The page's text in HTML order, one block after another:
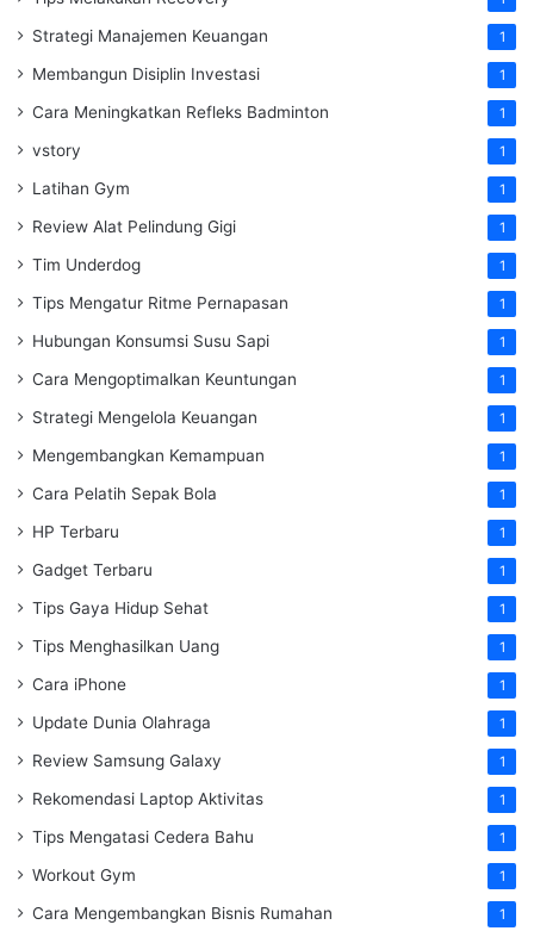
Strategi Manajemen Keuangan 1
Membangun Disiplin Investasi 1
Cara Meningkatkan Refleks Badminton 1
vstory 1
Latihan Gym 1
Review Alat Pelindung Gigi 1
Tim Underdog 1
Tips Mengatur Ritme Pernapasan 1
Hubungan Konsumsi Susu Sapi 1
Cara Mengoptimalkan Keuntungan 1
Strategi Mengelola Keuangan 1
Mengembangkan Kemampuan 1
Cara Pelatih Sepak Bola 1
HP Terbaru 1
Gadget Terbaru 1
Tips Gaya Hidup Sehat 1
Tips Menghasilkan Uang 1
Cara iPhone 1
Update Dunia Olahraga 1
Review Samsung Galaxy 1
Rekomendasi Laptop Aktivitas 1
Tips Mengatasi Cedera Bahu 1
Workout Gym 1
Cara Mengembangkan Bisnis Rumahan 1